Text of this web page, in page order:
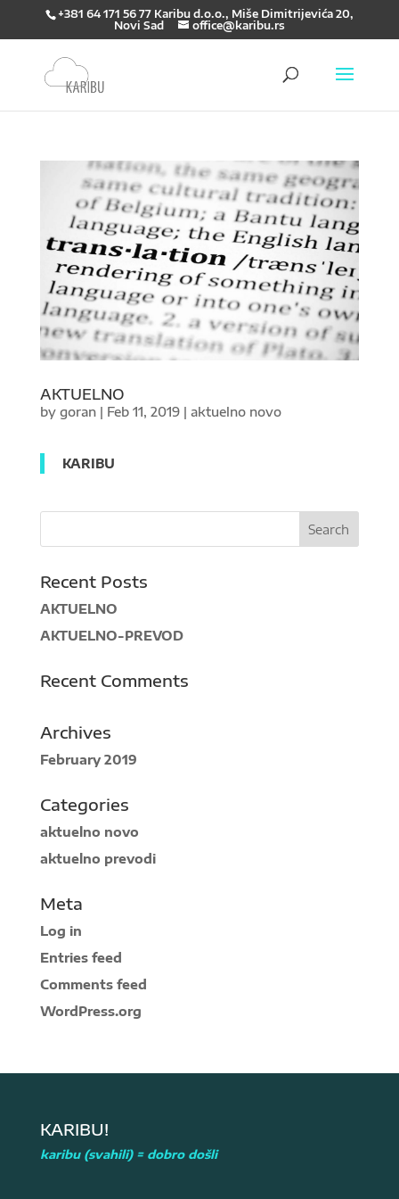
+381 64 171 56 77 Karibu d.o.o., Miše Dimitrijevića 20,
Novi Sad
office@karibu.rs
AKTUELNO
by goran| Feb 11, 2019| aktuelno novo
KARIBU
Recent Posts
AKTUELNO
AKTUELNO-PREVOD
Recent Comments
Archives
February 2019
Categories
aktuelno novo
aktuelno prevodi
Meta
Log in
Entries feed
Comments feed
WordPress.org
KARIBU!
karibu (svahili) = dobro došli